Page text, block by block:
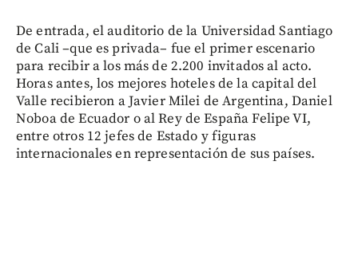
De entrada, el auditorio de la Universidad Santiago
de Cali –que es privada– fue el primer escenario
para recibir a los más de 2.200 invitados al acto.
Horas antes, los mejores hoteles de la capital del
Valle recibieron a Javier Milei de Argentina, Daniel
Noboa de Ecuador o al Rey de España Felipe VI,
entre otros 12 jefes de Estado y figuras
internacionales en representación de sus países.